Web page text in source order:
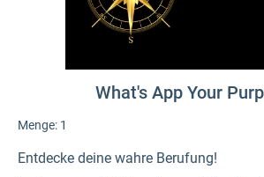
What's App Your
Menge: 1
Entdecke deine wahre Berufung!